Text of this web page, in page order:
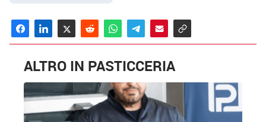
ALTRO IN PASTICCERIA